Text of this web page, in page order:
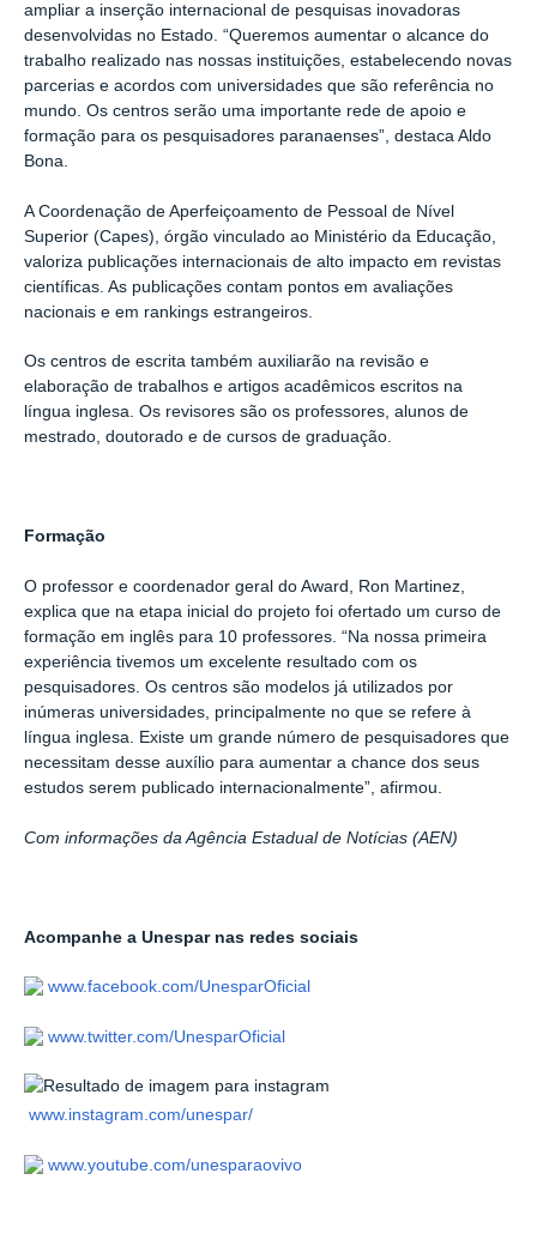
ampliar a inserção internacional de pesquisas inovadoras
desenvolvidas no Estado. “Queremos aumentar o alcance do
trabalho realizado nas nossas instituições, estabelecendo novas
parcerias e acordos com universidades que são referência no
mundo. Os centros serão uma importante rede de apoio e
formação para os pesquisadores paranaenses”, destaca Aldo
Bona.
A Coordenação de Aperfeiçoamento de Pessoal de Nível
Superior (Capes), órgão vinculado ao Ministério da Educação,
valoriza publicações internacionais de alto impacto em revistas
científicas. As publicações contam pontos em avaliações
nacionais e em rankings estrangeiros.
Os centros de escrita também auxiliarão na revisão e
elaboração de trabalhos e artigos acadêmicos escritos na
língua inglesa. Os revisores são os professores, alunos de
mestrado, doutorado e de cursos de graduação.
Formação
O professor e coordenador geral do Award, Ron Martinez,
explica que na etapa inicial do projeto foi ofertado um curso de
formação em inglês para 10 professores. “Na nossa primeira
experiência tivemos um excelente resultado com os
pesquisadores. Os centros são modelos já utilizados por
inúmeras universidades, principalmente no que se refere à
língua inglesa. Existe um grande número de pesquisadores que
necessitam desse auxílio para aumentar a chance dos seus
estudos serem publicado internacionalmente”, afirmou.
Com informações da Agência Estadual de Notícias (AEN)
Acompanhe a Unespar nas redes sociais
www.facebook.com/UnesparOficial
www.twitter.com/UnesparOficial
www.instagram.com/unespar/
www.youtube.com/unesparaovivo